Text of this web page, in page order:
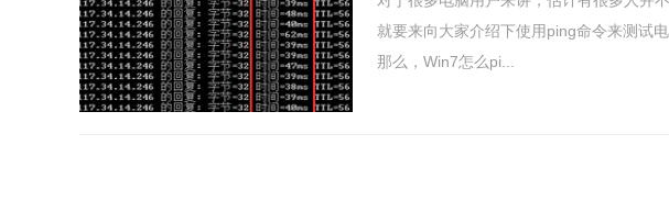
就要来向大家介绍下使用ping命令来测试
那么，Win7怎么pi...